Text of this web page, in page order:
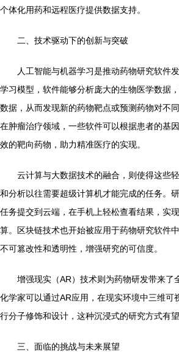
个体化用药和远程医疗提供数据支持。
二、技术驱动下的创新与突破
人工智能与机器学习是推动药物研究软件
学习模型，软件能够分析庞大的生物医学数据
数据，从而发现新的药物靶点或预测药物对不
在肿瘤治疗领域，一些软件可以根据患者的基
效的靶向药物，助力精准医疗的实现。
云计算与大数据技术的融合，则使得这些
和分析以往需要超级计算机才能完成的任务。
任务提交到云端，在手机上轻松查看结果，实
算。区块链技术也开始被应用于药物研究软件
不可篡改性和透明性，增强研究的可信度。
增强现实（AR）技术则为药物研发带来了
化学家可以通过AR应用，在现实环境中三维可
行分子修饰和设计，这种沉浸式的研究方式有
三、面临的挑战与未来展望